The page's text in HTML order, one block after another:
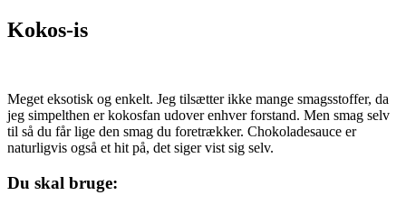
Kokos-is
Meget eksotisk og enkelt. Jeg tilsætter ikke mange smagsstoffer, da
jeg simpelthen er kokosfan udover enhver forstand. Men smag selv
til så du får lige den smag du foretrækker. Chokoladesauce er
naturligvis også et hit på, det siger vist sig selv.
Du skal bruge: